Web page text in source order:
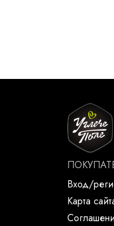
Вход/
Карта